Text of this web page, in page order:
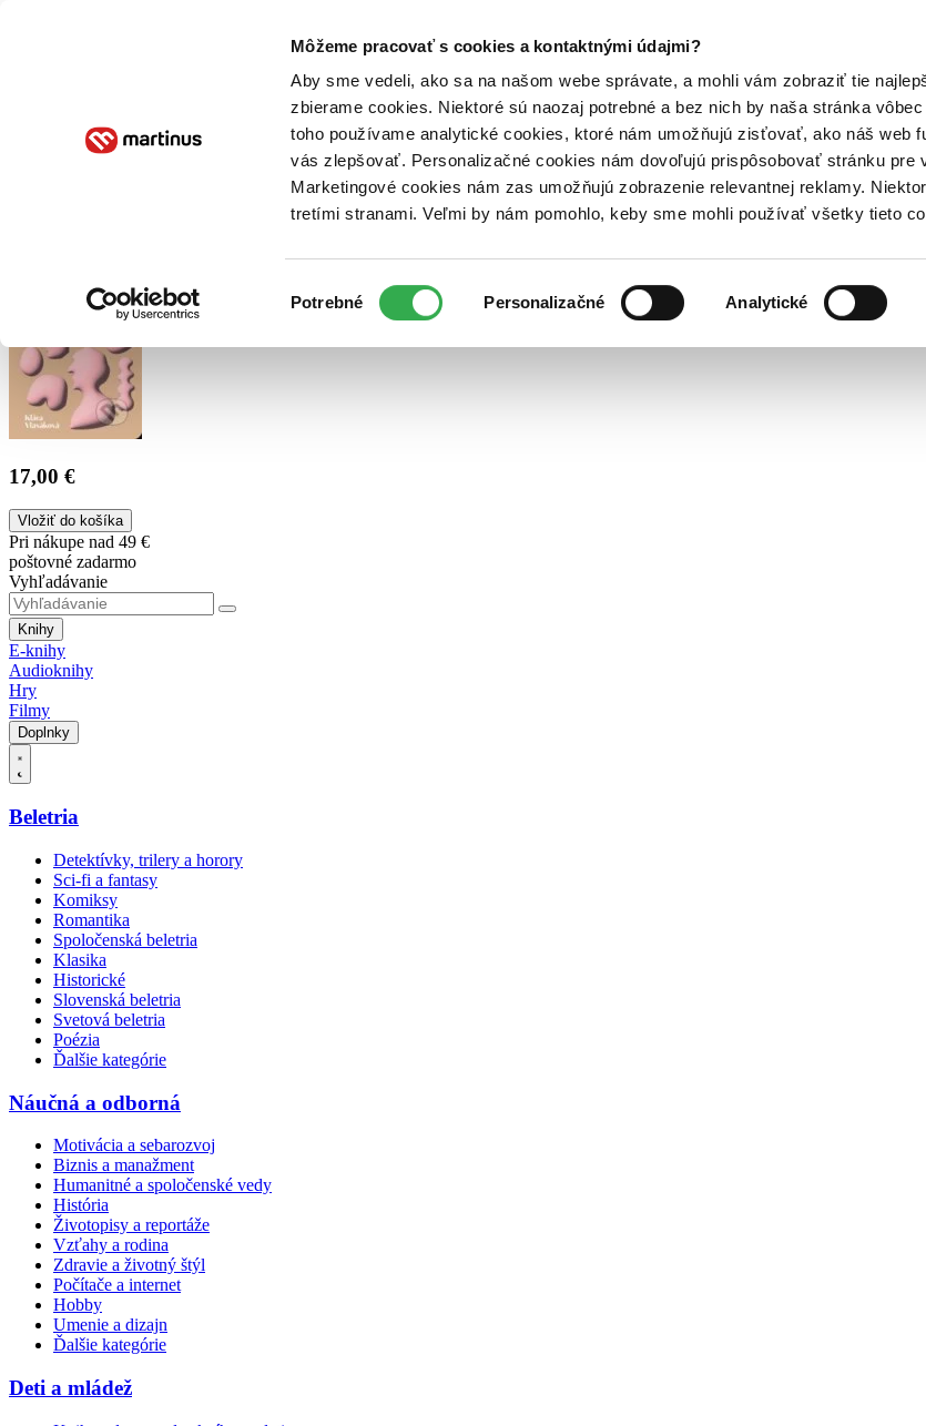
Môžeme pracovať s cookies a kontaktnými údajmi?
Aby sme vedeli, ako sa na našom webe správate, a mohli vám zobraziť tie
zbierame cookies. Niektoré sú naozaj potrebné a bez nich by naša stránka
toho používame analytické cookies, ktoré nám umožňujú zisťovať, ako náš web
vás zlepšovať. Personalizačné cookies nám dovoľujú prispôsobovať stránku pre
Marketingové cookies nám zas umožňujú zobrazenie relevantnej reklamy.
tretími stranami. Veľmi by nám pomohlo, keby sme mohli používať všetky tieto
súhlasu
Potrebné Personalizačné Analytické
Poukážky Kontakt
17,00 €
Vložiť do košíka
Pri nákupe nad 49 €
poštovné zadarmo
Vyhľadávanie
Knihy
E-knihy
Audioknihy
Hry
Filmy
Doplnky
Beletria
Detektívky, trilery a horory
Sci-fi a fantasy
Komiksy
Romantika
Spoločenská beletria
Klasika
Historické
Slovenská beletria
Svetová beletria
Poézia
Ďalšie kategórie
Náučná a odborná
Motivácia a sebarozvoj
Biznis a manažment
Humanitné a spoločenské vedy
História
Životopisy a reportáže
Vzťahy a rodina
Zdravie a životný štýl
Počítače a internet
Hobby
Umenie a dizajn
Ďalšie kategórie
Deti a mládež